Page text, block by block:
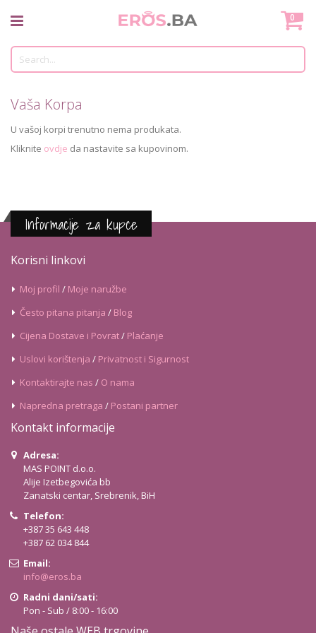
to
0
Vaša Korpa
U vašoj korpi trenutno nema produkata.
Kliknite ovdje da nastavite sa kupovinom.
Informacije za kupce
Korisni linkovi
Moj profil / Moje naružbe
Često pitana pitanja / Blog
Cijena Dostave i Povrat/ Plaćanje
Uslovi korištenja / Privatnost i Sigurnost
Kontaktirajte nas / O nama
Napredna pretraga / Postani partner
Kontakt informacije
Adresa:
MAS POINT d.o.o.
Alije Izetbegovića bb
Zanatski centar, Srebrenik, BiH
Telefon:
+387 35 643 448
+387 62 034 844
Email:
info@eros.ba
Radni dani/sati:
Pon - Sub / 8:00 - 16:00